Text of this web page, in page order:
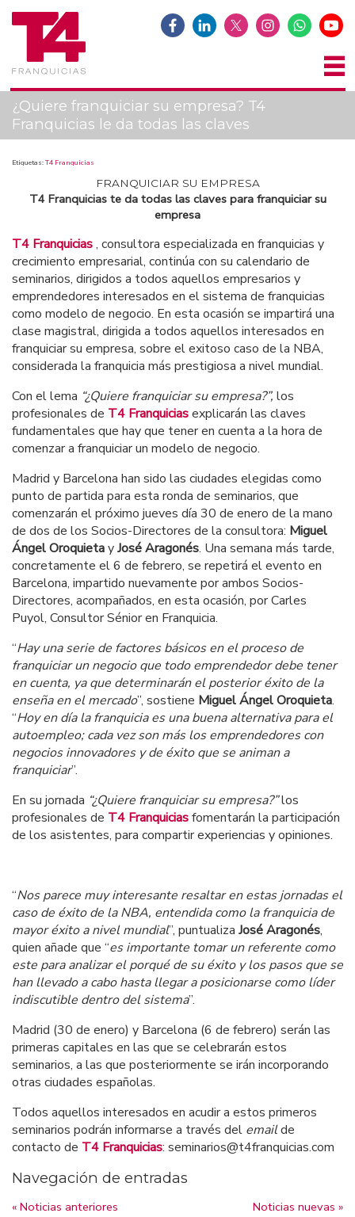
¿Quiere franquiciar su empresa? T4
Franquicias le da todas las claves
Etiquetas:T4 Franquicias
FRANQUICIAR SU EMPRESA
T4 Franquicias te da todas las claves para franquiciar su
empresa
T4 Franquicias, consultora especializada en franquicias y
crecimiento empresarial, continúa con su calendario de
seminarios, dirigidos a todos aquellos empresarios y
emprendedores interesados en el sistema de franquicias
como modelo de negocio. En esta ocasión se impartirá una
clase magistral, dirigida a todos aquellos interesados en
franquiciar su empresa, sobre el exitoso caso de la NBA,
considerada la franquicia más prestigiosa a nivel mundial.
Con el lema “¿Quiere franquiciar su empresa?”, los
profesionales de T4 Franquiciasexplicarán las claves
fundamentales que hay que tener en cuenta a la hora de
comenzar a franquiciar un modelo de negocio.
Madrid y Barcelona han sido las ciudades elegidas como
punto de partida para esta ronda de seminarios, que
comenzarán el próximo jueves día 30 de enero de la mano
de dos de los Socios-Directores de la consultora: Miguel
Ángel OroquietayJosé Aragonés. Una semana más tarde,
concretamente el 6 de febrero, se repetirá el evento en
Barcelona, impartido nuevamente por ambos Socios-
Directores, acompañados, en esta ocasión, por Carles
Puyol, Consultor Sénior en Franquicia.
“Hay una serie de factores básicos en el proceso de
franquiciar un negocio que todo emprendedor debe tener
en cuenta, ya que determinarán el posterior éxito de la
enseña en el mercado”, sostiene Miguel Ángel Oroquieta.
“Hoy en día la franquicia es una buena alternativa para el
autoempleo; cada vez son más los emprendedores con
negocios innovadores y de éxito que se animan a
franquiciar”.
En su jornada “¿Quiere franquiciar su empresa?”los
profesionales de T4 Franquiciasfomentarán la participación
de los asistentes, para compartir experiencias y opiniones.
“Nos parece muy interesante resaltar en estas jornadas el
caso de éxito de la NBA, entendida como la franquicia de
mayor éxito a nivel mundial”, puntualiza José Aragonés,
quien añade que “es importante tomar un referente como
este para analizar el porqué de su éxito y los pasos que se
han llevado a cabo hasta llegar a posicionarse como líder
indiscutible dentro del sistema”.
Madrid (30 de enero) y Barcelona (6 de febrero) serán las
primeras capitales en las que se celebrarán estos
seminarios, a las que posteriormente se irán incorporando
otras ciudades españolas.
Todos aquellos interesados en acudir a estos primeros
seminarios podrán informarse a través del emailde
contacto de T4 Franquicias: seminarios@t4franquicias.com
Navegación de entradas
« Noticias anteriores Noticias nuevas »